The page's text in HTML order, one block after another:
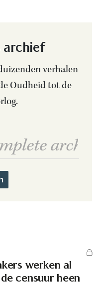
archief
verhalen
Oudheid tot de
werken al
censuur heen